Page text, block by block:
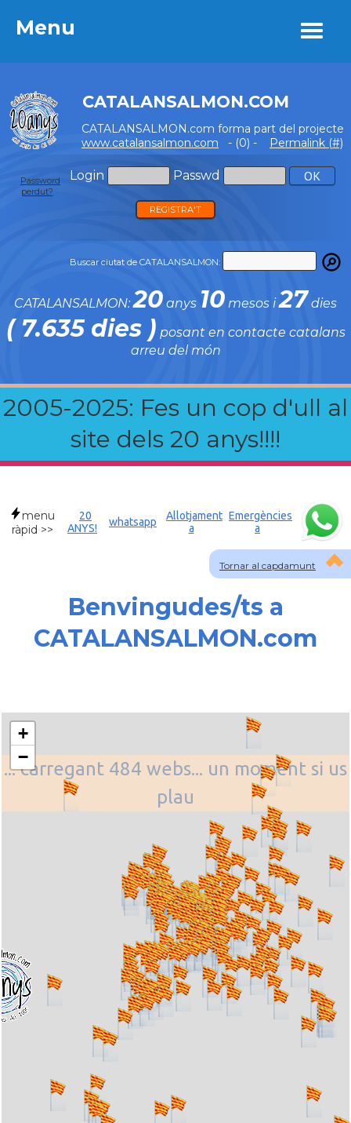
Menu
CATALANSALMON.COM
CATALANSALMON.com forma part del projecte
www.catalansalmon.com - (0) - Permalink (#)
Login Passwd
Password
perdut?
REGISTRA'T
Buscar ciutat de CATALANSALMON:
CATALANSALMON:20 anys 10 mesos i27 dies
( 7.635 dies ) posant en contacte catalans
arreu del món
2005-2025: Fes un cop d'ull al
site dels 20 anys!!!!
Menu
Tornar al capdamunt
menu
ràpid >>
20
ANYS!
whatsapp
Allotjament
a
Emergències
a
Benvingudes/ts a
CATALANSALMON.com
... carregant 484 webs... un moment si us
plau
+
−